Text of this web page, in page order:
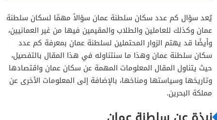
كم عدد سكان سلطنة عمان في كل مدينة
يُعد سؤال كم عدد سكان سلطنة عمان سؤالاً مهمًا لسكان سلطنة
عمان وكذلك للعاملين والطلاب والمقيمين فيها من غير العمانيين،
وأيضًا قد يهتم الزوار المحتملين لسلطنة عمان بمعرفة كم عدد
سكان سلطنة عمان وهذا ما سنتناوله في هذا المقال بالتفصيل،
حيث يتناول المقال المعلومات المهمة عن سكان عمان واقتصادها
وتاريخها وسياستها ومناخها، بالإضافة إلى المعلومات الأخرى عن
مملكة البحرين.